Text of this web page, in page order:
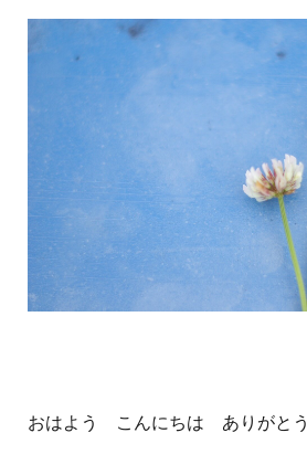
おはよう こんにちは ありがとう